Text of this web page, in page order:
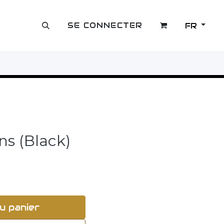
OUTLET SE CONNECTER FR
(Black)
panier